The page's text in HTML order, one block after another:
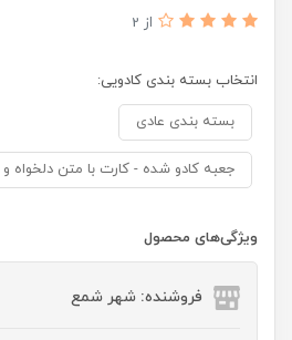
از 2
انتخاب بسته بندی کادویی:
بسته بندی عادی
جعبه کادو شده - کارت با متن
ویژگی‌های محصول
فروشنده: شهر شمع